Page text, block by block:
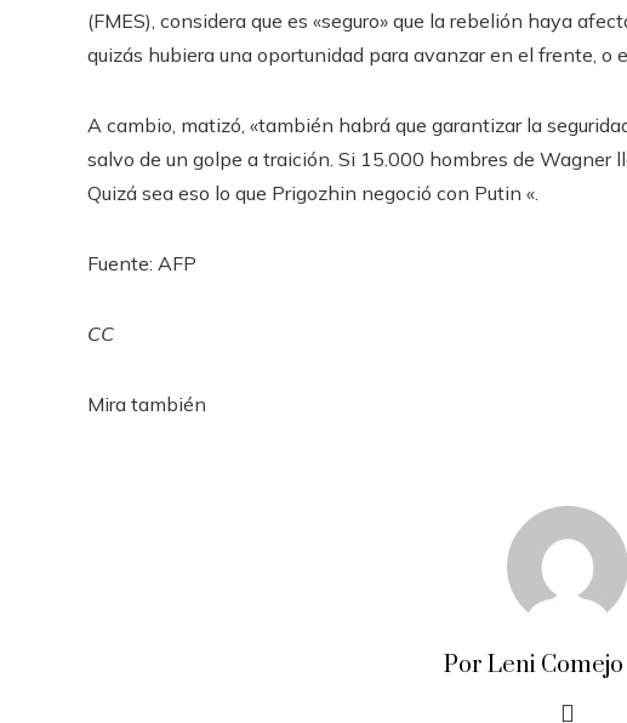
(FMES), considera que es «seguro» que la rebelión haya
quizás hubiera una oportunidad para avanzar en el frente, o
A cambio, matizó, «también habrá que garantizar la
salvo de un golpe a traición. Si 15.000 hombres de Wagner
Quizá sea eso lo que Prigozhin negoció con Putin «.
Fuente: AFP
CC
Mira también
Por Leni